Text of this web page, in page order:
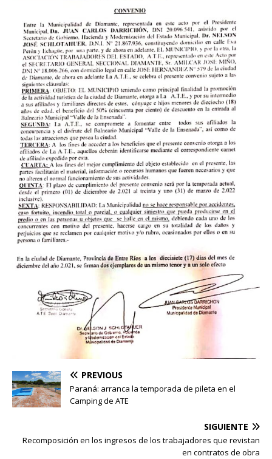
PREVIOUS
Paraná: arranca la temporada de pileta en el
Camping de ATE
SIGUIENTE
Recomposición en los ingresos de los trabajadores que revistan
en contratos de obra